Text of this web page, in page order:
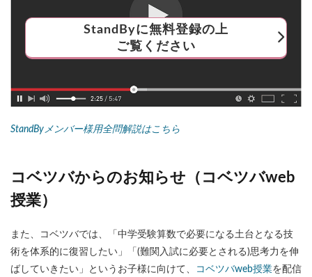
StandByに無料登録の上
ご覧ください
StandByメンバー様用全問解説はこちら
コベツバからのお知らせ（コベツバweb
授業）
また、コベツバでは、「中学受験算数で必要になる土台となる技
術を体系的に復習したい」「(難関入試に必要とされる)思考力を伸
ばしていきたい」というお子様に向けて、
コベツバweb授業を配信